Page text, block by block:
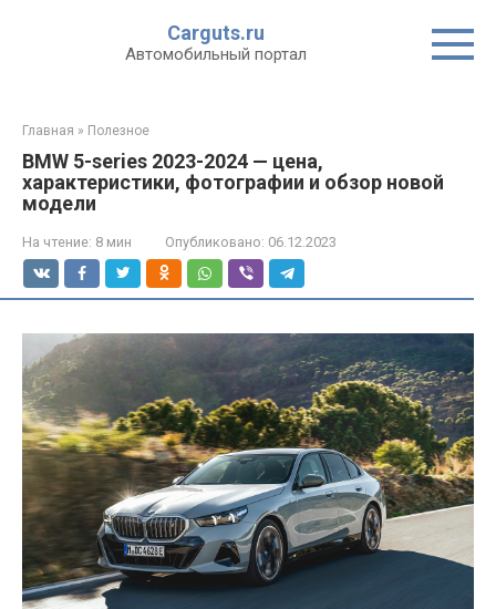
Carguts.ru
Автомобильный портал
Главная » Полезное
BMW 5-series 2023-2024 — цена,
характеристики, фотографии и обзор новой
модели
На чтение: 8 мин Опубликовано: 06.12.2023